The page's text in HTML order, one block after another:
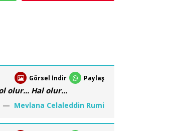
Görsel İndir Paylaş
olur... Hal olur...
Mevlana Celaleddin Rumi